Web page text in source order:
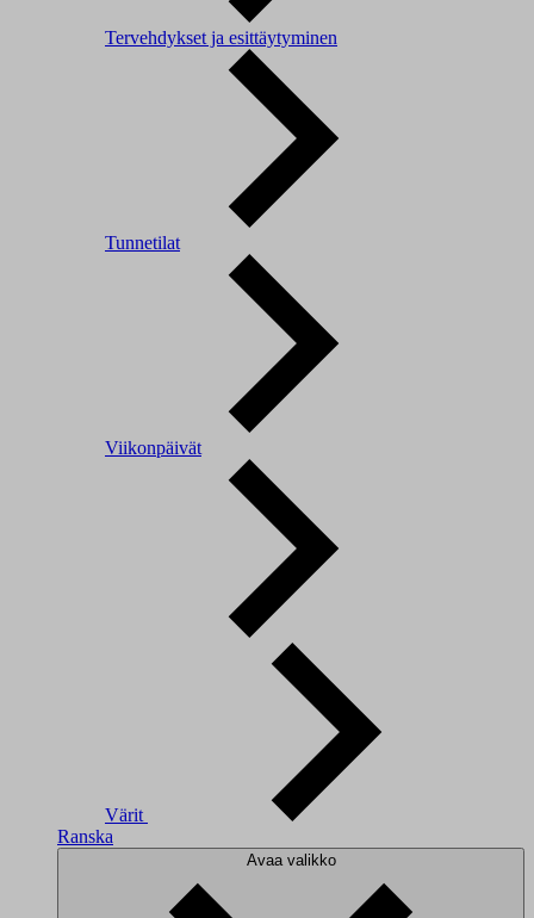
Tervehdykset ja esittäytyminen
Tunnetilat
Viikonpäivät
Värit
Ranska
Avaa valikko